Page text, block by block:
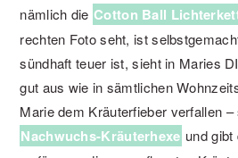
nämlich die Cotton Ball
rechten Foto seht, ist
sündhaft teuer ist, sieht in Maries
gut aus wie in sämtlichen
Marie dem Kräuterfieber verfallen
Nachwuchs-Kräuterhexe und gibt